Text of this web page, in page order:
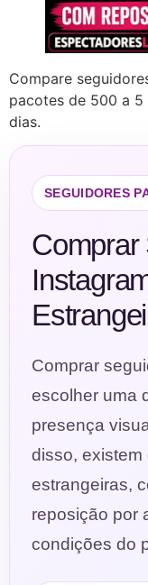
Compare
pacotes de 500 a
dias.
SEGUIDORES
Comprar
Comprar
escolher uma
presença
disso, existem
estrangeiras,
reposição por
condições do